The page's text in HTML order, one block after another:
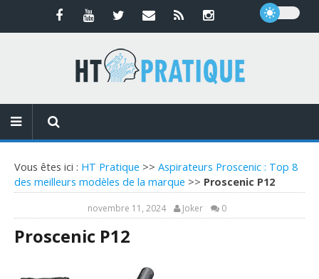
Vous êtes ici : HT Pratique >> Aspirateurs Proscenic : Top 8
des meilleurs modèles de la marque >> Proscenic P12
novembre 11, 2024 Joker 0
Proscenic P12